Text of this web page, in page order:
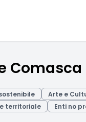
Arte e
territoriale
Enti no